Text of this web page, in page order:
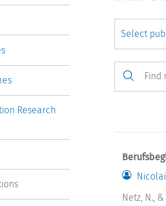
Netz, N.,
Research